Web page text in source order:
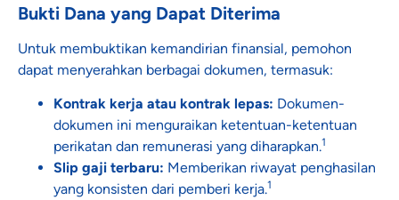
Bukti Dana yang Dapat Diterima
Untuk membuktikan kemandirian finansial, pemohon
dapat menyerahkan berbagai dokumen, termasuk:
Kontrak kerja atau kontrak lepas: Dokumen-
dokumen ini menguraikan ketentuan-ketentuan
perikatan dan remunerasi yang diharapkan.1
Slip gaji terbaru: Memberikan riwayat penghasilan
yang konsisten dari pemberi kerja.1